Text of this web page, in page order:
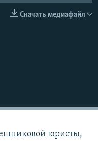
Скачать медиафайл
юристы,